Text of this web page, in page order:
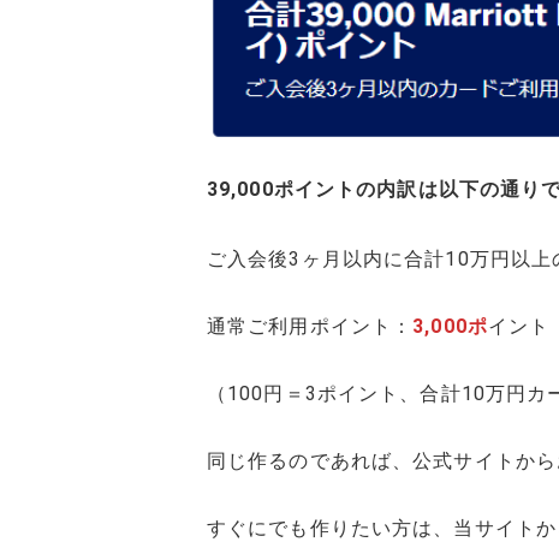
39,000ポイントの内訳は以下の通りで
ご入会後3ヶ月以内に合計10万円以上
通常ご利用ポイント： 3,000ポイント
（100円＝3ポイント、合計10万円カ
同じ作るのであれば、公式サイトか
すぐにでも作りたい方は、当サイトか